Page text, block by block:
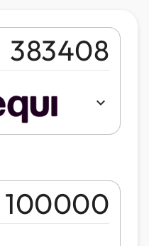
expand_more